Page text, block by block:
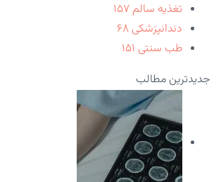
تغذیه سالم ۱۵۷
دندانپزشکی ۶۸
طب سنتی ۱۵۱
جدیدترین مطالب